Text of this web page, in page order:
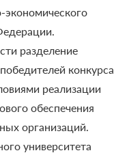
разделение
конкурса
реализации
обеспечения
организаций.
университета